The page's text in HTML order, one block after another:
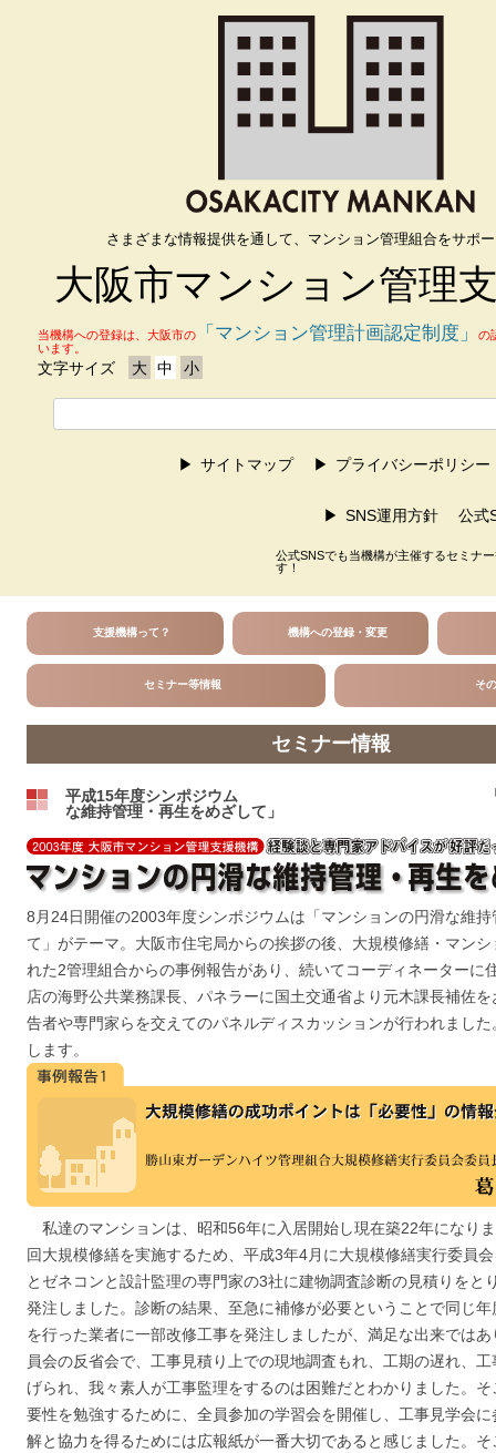
さまざまな情報提供を通して、マンション管理組合をサポ
大阪市マンション管理
当機構への登録は、大阪市の 「マンション管理計画認定制度」
の
います。
文字サイズ 大 中 小
サイトマップ プライバシーポリシー
SNS運用方針 公式
公式SNSでも当機構が主催するセミナ
す！
支援機構って？ 機構への登録・変更
セミナー等情報 そ
セミナー情報
平成15年度シンポジウム 「マンシ
な維持管理・再生をめざして」
8月24日開催の2003年度シンポジウムは「マンションの円滑な維
て」がテーマ。大阪市住宅局からの挨拶の後、大規模修繕・マン
れた2管理組合からの事例報告があり、続いてコーディネーターに
店の海野公共業務課長、パネラーに国土交通省より元木課長補佐
告者や専門家らを交えてのパネルディスカッションが行われまし
します。
私達のマンションは、昭和56年に入居開始し現在築22年になり
回大規模修繕を実施するため、平成3年4月に大規模修繕実行委員
とゼネコンと設計監理の専門家の3社に建物調査診断の見積りをと
発注しました。診断の結果、至急に補修が必要ということで同じ
を行った業者に一部改修工事を発注しましたが、満足な出来では
員会の反省会で、工事見積り上での現地調査もれ、工期の遅れ、
げられ、我々素人が工事監理をするのは困難だとわかりました。
要性を勉強するために、全員参加の学習会を開催し、工事見学会
解と協力を得るためには広報紙が一番大切であると感じました。